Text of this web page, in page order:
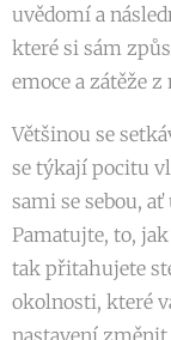
uvědomí a
které si sám
emoce a zátěže
Většinou se
se týkají pocitu
sami se sebou,
Pamatujte, to,
tak přitahujete
okolnosti, které
nastavení